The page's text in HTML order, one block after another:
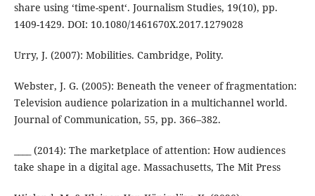
share using ‘time-spent‘. Journalism Studies, 19(10), pp.
1409-1429. DOI: 10.1080/1461670X.2017.1279028
Urry, J. (2007): Mobilities. Cambridge, Polity.
Webster, J. G. (2005): Beneath the veneer of fragmentation:
Television audience polarization in a multichannel world.
Journal of Communication, 55, pp. 366–382.
____ (2014): The marketplace of attention: How audiences
take shape in a digital age. Massachusetts, The Mit Press